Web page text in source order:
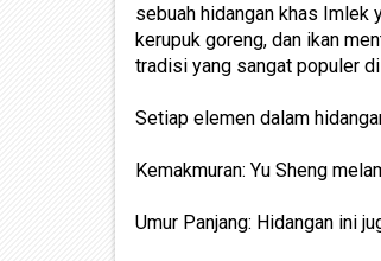
sebuah hidangan khas Imlek
kerupuk goreng, dan ikan
tradisi yang sangat populer
Setiap elemen dalam
Kemakmuran: Yu Sheng
Umur Panjang: Hidangan ini